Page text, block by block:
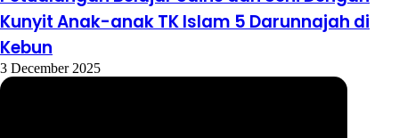
Kunyit Anak-anak TK Islam 5 Darunnajah di
Kebun
3 December 2025